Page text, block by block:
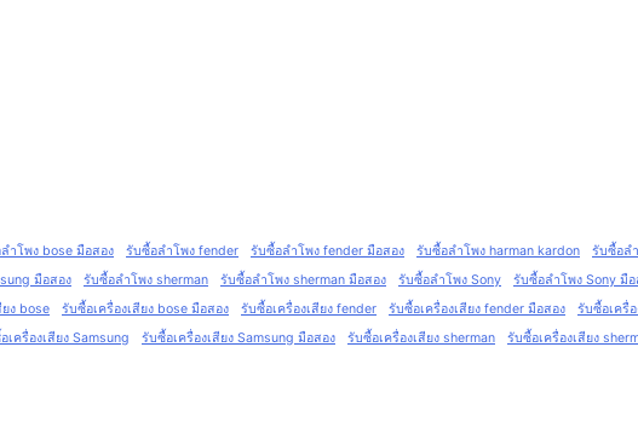
ำโพง bose มือสอง รับซื้อลำโพง fender รับซื้อลำโพง fender มือสอง รับซื้อลำโพง harman kardon รับซื้อล
มือสอง รับซื้อลำโพง sherman รับซื้อลำโพง sherman มือสอง รับซื้อลำโพง Sony รับซื้อลำโพง Sony มือ
ยง bose รับซื้อเครื่องเสียง bose มือสอง รับซื้อเครื่องเสียง fender รับซื้อเครื่องเสียง fender มือสอง รับซื้อเครื่
เครื่องเสียง Samsung รับซื้อเครื่องเสียง Samsung มือสอง รับซื้อเครื่องเสียง sherman รับซื้อเครื่องเสียง